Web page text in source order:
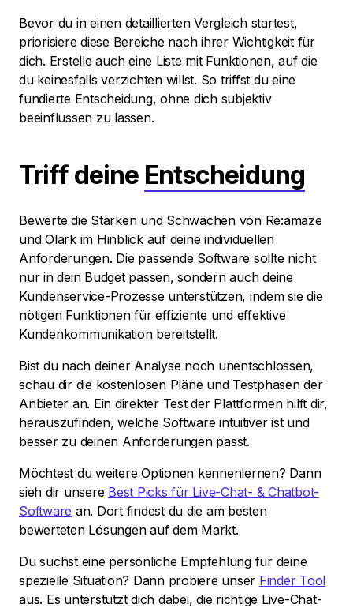
Bevor du in einen detaillierten Vergleich startest,
priorisiere diese Bereiche nach ihrer Wichtigkeit für
dich. Erstelle auch eine Liste mit Funktionen, auf die
du keinesfalls verzichten willst. So triffst du eine
fundierte Entscheidung, ohne dich subjektiv
beeinflussen zu lassen.
Triff deine Entscheidung
Bewerte die Stärken und Schwächen von Re:amaze
und Olark im Hinblick auf deine individuellen
Anforderungen. Die passende Software sollte nicht
nur in dein Budget passen, sondern auch deine
Kundenservice-Prozesse unterstützen, indem sie die
nötigen Funktionen für effiziente und effektive
Kundenkommunikation bereitstellt.
Bist du nach deiner Analyse noch unentschlossen,
schau dir die kostenlosen Pläne und Testphasen der
Anbieter an. Ein direkter Test der Plattformen hilft dir,
herauszufinden, welche Software intuitiver ist und
besser zu deinen Anforderungen passt.
Möchtest du weitere Optionen kennenlernen? Dann
sieh dir unsere Best Picks für Live-Chat- & Chatbot-
Software an. Dort findest du die am besten
bewerteten Lösungen auf dem Markt.
Du suchst eine persönliche Empfehlung für deine
spezielle Situation? Dann probiere unser Finder Tool
aus. Es unterstützt dich dabei, die richtige Live-Chat-